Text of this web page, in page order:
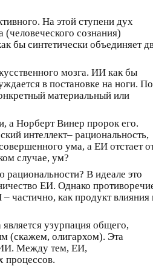
На этой ступени дух
сознания)
бы синтетически объединяет
мозга. ИИ как бы
в постановке на ноги. По
материальный или
а Норберт Винер пророк его.
интеллект– рациональность,
ума, а ЕИ отстает
случае, ум?
рациональности? В идеале это
ЕИ. Однако
частично, как продукт влияния
узурпация общего,
(скажем, олигархом). Эта
ИИ. Между тем, ЕИ,
процессов.